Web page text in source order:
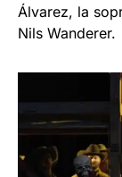
Álvarez, la
Nils Wanderer.